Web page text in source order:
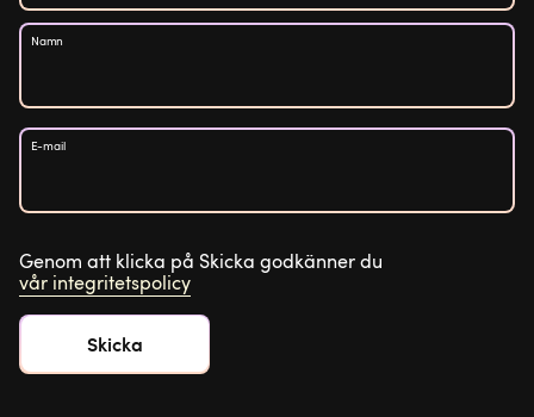
Namn
E-mail
Genom att klicka på Skicka godkänner du
vår integritetspolicy